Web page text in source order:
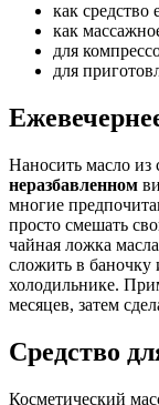
как средство
как
для
для
Наносить масло
неразбавленном
многие
просто смешать
чайная ложка
сложить в баночку
холодильнике.
месяцев, затем
Средство
Косметический